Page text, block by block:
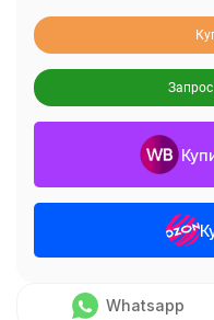
Whatsapp